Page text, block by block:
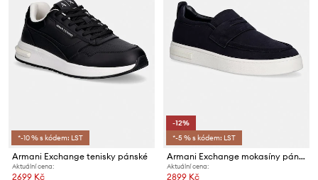
*-10 % s kódem: LST
Armani Exchange tenisky pánské
Aktuální cena:
2699 Kč
-12%
*-5 % s kódem: LST
Armani Exchange mokasíny pánské semišové
Aktuální cena:
2899 Kč